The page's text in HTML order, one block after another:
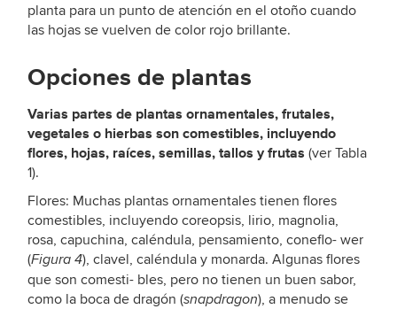
planta para un punto de atención en el otoño cuando
las hojas se vuelven de color rojo brillante.
Opciones de plantas
Varias partes de plantas ornamentales, frutales,
vegetales o hierbas son comestibles, incluyendo
flores, hojas, raíces, semillas, tallos y frutas (ver Tabla
1).
Flores: Muchas plantas ornamentales tienen flores
comestibles, incluyendo coreopsis, lirio, magnolia,
rosa, capuchina, caléndula, pensamiento, coneflo- wer
(Figura 4), clavel, caléndula y monarda. Algunas flores
que son comesti- bles, pero no tienen un buen sabor,
como la boca de dragón (snapdragon), a menudo se